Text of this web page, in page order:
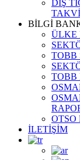
DIŞ
BİLGİ
ÜLKE
TOBB
TOBB
İLETİŞİM